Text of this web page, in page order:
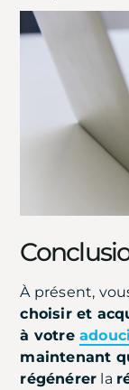
À présent,
choisir et
à votre
maintenant
régénérer la